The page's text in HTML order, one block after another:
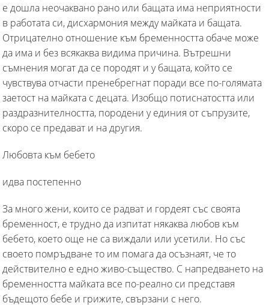
е дошла неочаквано рано или бащата има неприятности
в работата си, дисхармония между майката и бащата.
Отрицателно отношение към бременността обаче може
да има и без всякаква видима причина. Вътрешни
съмнения могат да се породят и у бащата, който се
чувствува отчасти пренебрегнат поради все по-голямата
заетост на майката с децата. Изобщо потиснатостта или
раздразнителността, породени у единия от съпрузите,
скоро се предават и на другия.
Любовта към бебето
идва постепенно
За много жени, които се радват и гордеят със своята
бременност, е трудно да изпитат някаква любов към
бебето, което още не са виждали или усетили. Но със
своето помръдване то им помага да осъзнаят, че то
действително е едно живо-същество. С напредването на
бременността майката все по-реално си представя
бъдещото бебе и грижите, свързани с него.